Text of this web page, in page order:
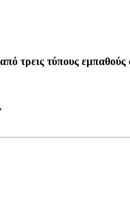
τρεις τύπους